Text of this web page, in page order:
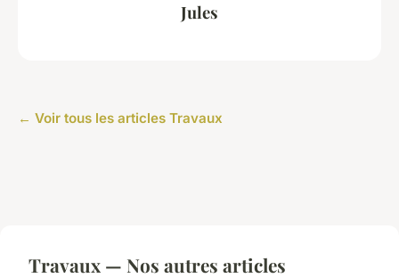
Jules
← Voir tous les articles Travaux
Travaux — Nos autres articles